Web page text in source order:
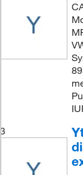
3